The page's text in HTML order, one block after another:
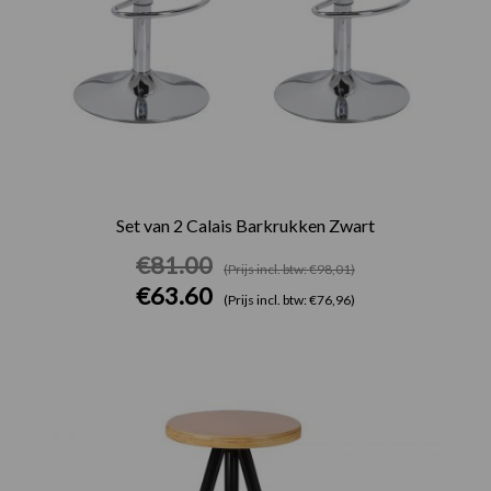
Set van 2 Calais Barkrukken Zwart
€81.00 (Prijs incl. btw: €98,01)
€63.60 (Prijs incl. btw: €76,96)